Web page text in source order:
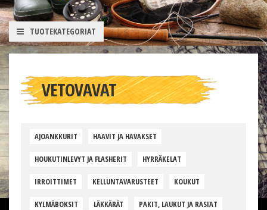
TUOTEKATEGORIAT
VETOVAVAT
AJOANKKURIT HAAVIT JA HAVAKSET
HOUKUTINLEVYT JA FLASHERIT HYRRÄKELAT
IRROITTIMET KELLUNTAVARUSTEET KOUKUT
KYLMÄBOKSIT LÄKKÄRÄT PAKIT, LAUKUT JA RASIAT